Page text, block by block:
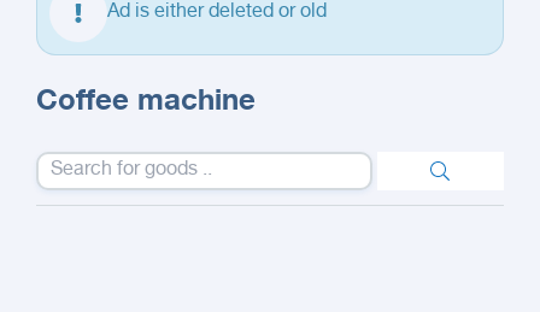
Ad is either deleted or old
Coffee machine